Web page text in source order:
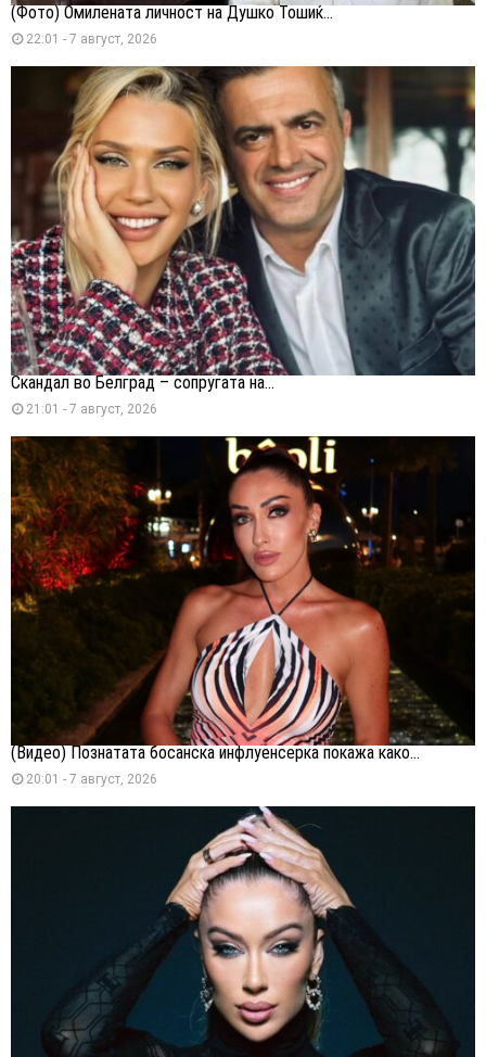
(Фото) Омилената личност на Душко Тошиќ...
22:01 - 7 август, 2026
Скандал во Белград – сопругата на...
21:01 - 7 август, 2026
(Видео) Познатата босанска инфлуенсерка покажа како...
20:01 - 7 август, 2026